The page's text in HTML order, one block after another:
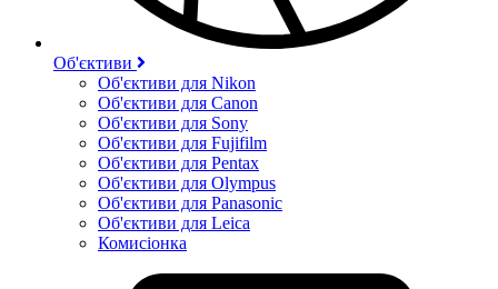
Об'єктиви
Об'єктиви для Nikon
Об'єктиви для Canon
Об'єктиви для Sony
Об'єктиви для Fujifilm
Об'єктиви для Pentax
Об'єктиви для Olympus
Об'єктиви для Panasonic
Об'єктиви для Leica
Комисіонка